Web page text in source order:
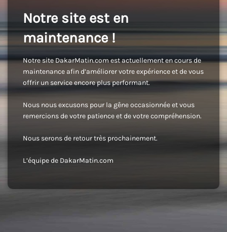
Notre site est en
maintenance !
Notre site DakarMatin.com est actuellement en cours de
maintenance afin d’améliorer votre expérience et de vous
offrir un service encore plus performant.
Nous nous excusons pour la gêne occasionnée et vous
remercions de votre patience et de votre compréhension.
Nous serons de retour très prochainement.
L’équipe de DakarMatin.com